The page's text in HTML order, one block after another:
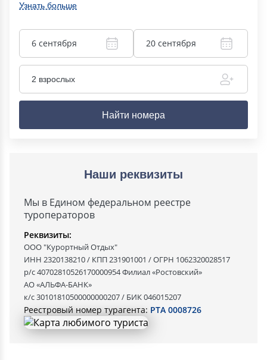
Узнать больше
6 сентября 20 сентября
2 взрослых
Найти номера
Наши реквизиты
Мы в Едином федеральном реестре
туроператоров
Реквизиты:
ООО "Курортный Отдых"
ИНН 2320138210 / КПП 231901001 / ОГРН 1062320028517
р/с 40702810526170000954 Филиал «Ростовский»
АО «АЛЬФА-БАНК»
к/с 30101810500000000207 / БИК 046015207
Реестровый номер турагента: РТА 0008726